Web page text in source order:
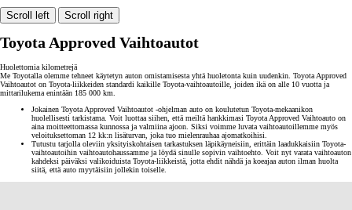
Scroll left Scroll right
Toyota Approved Vaihtoautot
Huolettomia kilometrejä
Me Toyotalla olemme tehneet käytetyn auton omistamisesta yhtä huoletonta kuin uudenkin. Toyota Approved
Vaihtoautot on Toyota-liikkeiden standardi kaikille Toyota-vaihtoautoille, joiden ikä on alle 10 vuotta ja
mittarilukema enintään 185 000 km.
Jokainen Toyota Approved Vaihtoautot -ohjelman auto on koulutetun Toyota-mekaanikon
huolellisesti tarkistama. Voit luottaa siihen, että meiltä hankkimasi Toyota Approved Vaihtoauto on
aina moitteettomassa kunnossa ja valmiina ajoon. Siksi voimme luvata vaihtoautoillemme myös
veloituksettoman 12 kk:n lisäturvan, joka tuo mielenrauhaa ajomatkoihisi.
Tutustu tarjolla oleviin yksityiskohtaisen tarkastuksen läpikäyneisiin, erittäin laadukkaisiin Toyota-
vaihtoautoihin vaihtoautohaussamme ja löydä sinulle sopivin vaihtoehto. Voit nyt varata vaihtoauton
kahdeksi päiväksi valikoiduista Toyota-liikkeistä, jotta ehdit nähdä ja koeajaa auton ilman huolta
siitä, että auto myytäisiin jollekin toiselle.